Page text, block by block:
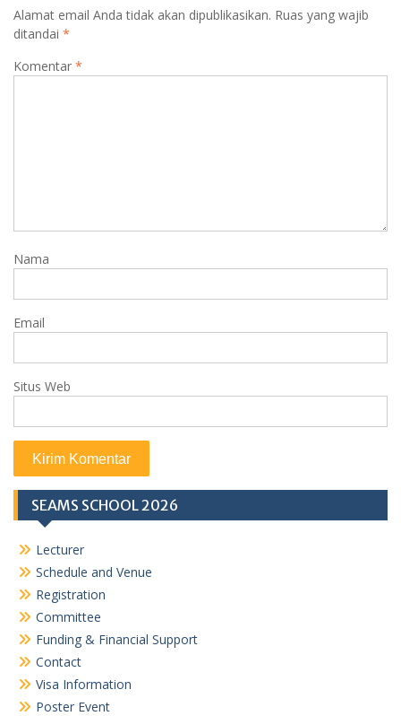
p
p
a
Alamat email Anda tidak akan dipublikasikan. Ruas yang wajib
ditandai *
Komentar *
Nama
Email
Situs Web
SEAMS SCHOOL 2026
Lecturer
Schedule and Venue
Registration
Committee
Funding & Financial Support
Contact
Visa Information
Poster Event